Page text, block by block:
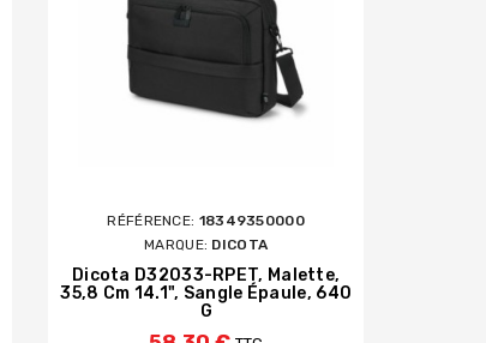
RÉFÉRENCE: 18349350000
MARQUE: DICOTA
Dicota D32033-RPET, Malette,
35,8 Cm 14.1", Sangle Épaule, 640
G